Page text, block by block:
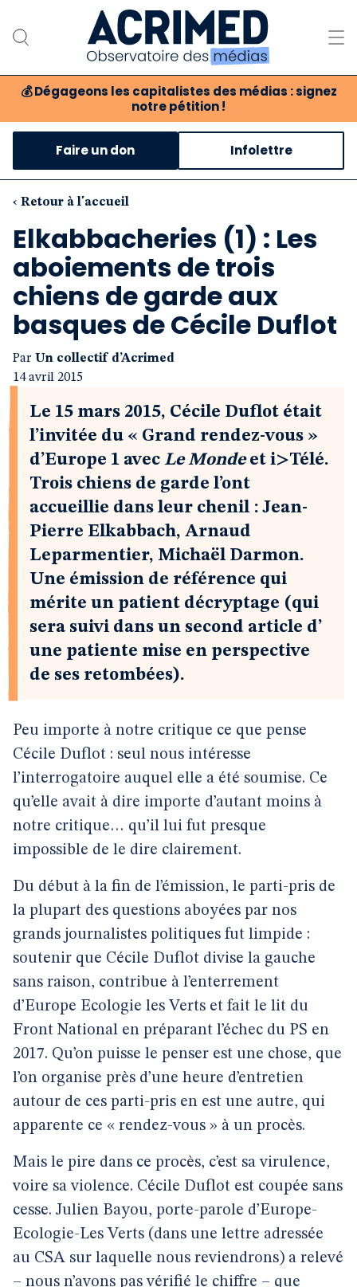
💰 Dégageons les capitalistes des médias : signez
notre pétition !
Notre association
Notre critique des médias
Nos propositions
Notre revue
Boutique
Faire un don Infolettre
‹ Retour à l'accueil
Elkabbacheries (1) : Les
aboiements de trois
chiens de garde aux
basques de Cécile Duflot
Par Un collectif d’Acrimed
14 avril 2015
Le 15 mars 2015, Cécile Duflot était
l’invitée du « Grand rendez-vous »
d’Europe 1 avec Le Mondeet i>Télé.
Trois chiens de garde l’ont
accueillie dans leur chenil : Jean-
Pierre Elkabbach, Arnaud
Leparmentier, Michaël Darmon.
Une émission de référence qui
mérite un patient décryptage (qui
sera suivi dans un second article d’
une patiente mise en perspective
de ses retombées).
Peu importe à notre critique ce que pense
Cécile Duflot : seul nous intéresse
l’interrogatoire auquel elle a été soumise. Ce
qu’elle avait à dire importe d’autant moins à
notre critique… qu’il lui fut presque
impossible de le dire clairement.
Du début à la fin de l’émission, le parti-pris de
la plupart des questions aboyées par nos
grands journalistes politiques fut limpide :
soutenir que Cécile Duflot divise la gauche
sans raison, contribue à l’enterrement
d’Europe Ecologie les Verts et fait le lit du
Front National en préparant l’échec du PS en
2017. Qu’on puisse le penser est une chose, que
l’on organise près d’une heure d’entretien
autour de ces parti-pris en est une autre, qui
apparente ce « rendez-vous » à un procès.
Mais le pire dans ce procès, c’est sa virulence,
voire sa violence. Cécile Duflot est coupée sans
cesse. Julien Bayou, porte-parole d’Europe-
Ecologie-Les Verts (dans une lettre adressée
au CSA sur laquelle nous reviendrons) a relevé
– nous n’avons pas vérifié le chiffre – que